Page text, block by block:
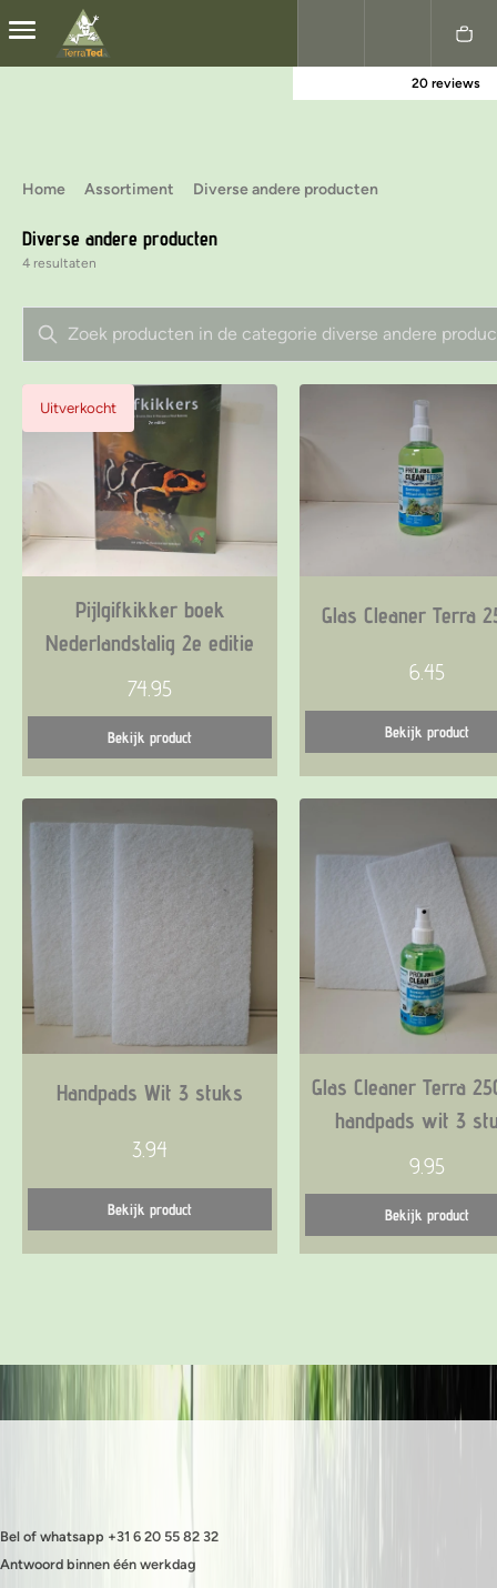
Nederlands
20 reviews
Home Assortiment Diverse andere producten
Diverse andere producten
4 resultaten
Uitverkocht
Bekijk product
Pijlgifkikker boek
Nederlandstalig 2e editie
74.95
Bekijk product
Bekijk product
Glas Cleaner Terra
6.45
Bekijk product
Bekijk product
Handpads Wit 3 stuks
3.94
Bekijk product
Bekijk product
Glas Cleaner Terra
handpads wit 3
9.95
Bekijk product
Bel of whatsapp +31 6 20 55 82 32
Antwoord binnen één werkdag